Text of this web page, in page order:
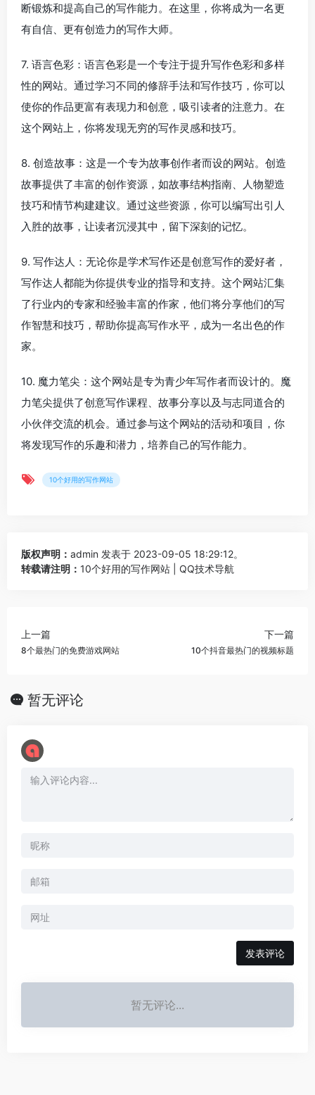
断锻炼和提高自己的写作能力。在这里，你将成为一名更
有自信、更有创造力的写作大师。
7. 语言色彩：语言色彩是一个专注于提升写作色彩和多样
性的网站。通过学习不同的修辞手法和写作技巧，你可以
使你的作品更富有表现力和创意，吸引读者的注意力。在
这个网站上，你将发现无穷的写作灵感和技巧。
8. 创造故事：这是一个专为故事创作者而设的网站。创造
故事提供了丰富的创作资源，如故事结构指南、人物塑造
技巧和情节构建建议。通过这些资源，你可以编写出引人
入胜的故事，让读者沉浸其中，留下深刻的记忆。
9. 写作达人：无论你是学术写作还是创意写作的爱好者，
写作达人都能为你提供专业的指导和支持。这个网站汇集
了行业内的专家和经验丰富的作家，他们将分享他们的写
作智慧和技巧，帮助你提高写作水平，成为一名出色的作
家。
10. 魔力笔尖：这个网站是专为青少年写作者而设计的。魔
力笔尖提供了创意写作课程、故事分享以及与志同道合的
小伙伴交流的机会。通过参与这个网站的活动和项目，你
将发现写作的乐趣和潜力，培养自己的写作能力。
10个好用的写作网站
版权声明： admin 发表于 2023-09-05 18:29:12。
转载请注明： 10个好用的写作网站 | QQ技术导航
上一篇
8个最热门的免费游戏网站
下一篇
10个抖音最热门的视频标题
暂无评论
暂无评论...